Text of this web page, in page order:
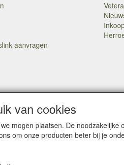
aanvragen
Dump Company
van cookies
mogen plaatsen. De
om onze producten beter bij je